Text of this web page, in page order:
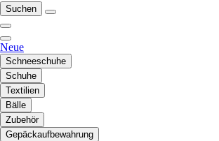
Suchen
Neue
Schneeschuhe
Schuhe
Textilien
Bälle
Zubehör
Gepäckaufbewahrung